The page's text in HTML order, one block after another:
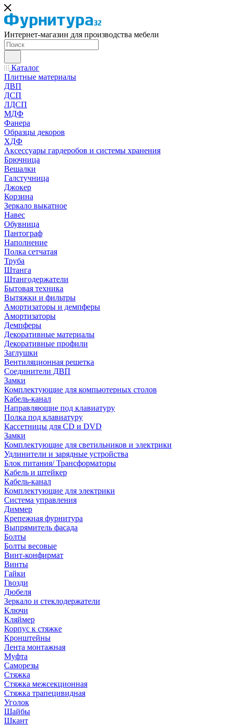
Интернет-магазин для производства мебели
Каталог
Плитные материалы
ДВП
ДСП
ЛДСП
МДФ
Фанера
Образцы декоров
ХДФ
Аксессуары гардеробов и системы хранения
Брючница
Вешалки
Галстучница
Джокер
Корзина
Зеркало выкатное
Навес
Обувница
Пантограф
Наполнение
Полка сетчатая
Труба
Штанга
Штангодержатели
Бытовая техника
Вытяжки и фильтры
Амортизаторы и демпферы
Амортизаторы
Демпферы
Декоративные материалы
Декоративные профили
Заглушки
Вентиляционная решетка
Соединители ДВП
Замки
Комплектующие для компьютерных столов
Кабель-канал
Направляющие под клавиатуру
Полка под клавиатуру
Кассетницы для CD и DVD
Замки
Комплектующие для светильников и электрики
Удлинители и зарядные устройства
Блок питания/ Трансформаторы
Кабель и штейкер
Кабель-канал
Комплектующие для электрики
Система управления
Диммер
Крепежная фурнитура
Выпрямитель фасада
Болты
Болты весовые
Винт-конфирмат
Винты
Гайки
Гвозди
Дюбеля
Зеркало и стеклодержатели
Ключи
Кляймер
Корпус к стяжке
Кронштейны
Лента монтажная
Муфта
Саморезы
Стяжка
Стяжка межсекционная
Стяжка трапецивидная
Уголок
Шайбы
Шкант